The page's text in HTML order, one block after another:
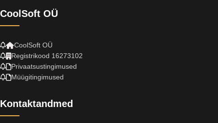
CoolSoft OÜ
CoolSoft OÜ
Registrikood 16273102
Privaatsustingimused
Müügitingimused
Kontaktandmed